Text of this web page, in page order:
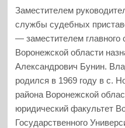
Заместителем
службы судебных
— заместителем главного
Воронежской области
Александрович Бунин.
родился в 1969 году в с.
района Воронежской
юридический факультет
Государственного